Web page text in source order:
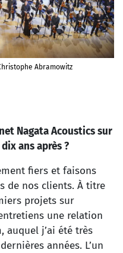
Abramowitz
Nagata Acoustics sur
ans après ?
fiers et faisons
de nos clients. À titre
projets sur
une relation
auquel j’ai été très
années. L’un